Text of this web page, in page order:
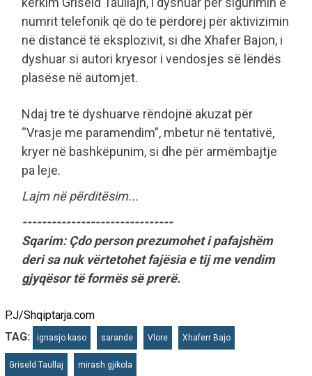
numrit telefonik që do të përdorej për aktivizimin
në distancë të eksplozivit, si dhe Xhafer Bajon, i
dyshuar si autori kryesor i vendosjes së lëndës
plasëse në automjet.
Ndaj tre të dyshuarve rëndojnë akuzat për
“Vrasje me paramendim”, mbetur në tentativë,
kryer në bashkëpunim, si dhe për armëmbajtje
pa leje.
Lajm në përditësim...
-------------------------------
Sqarim: Çdo person prezumohet i pafajshëm
deri sa nuk vërtetohet fajësia e tij me vendim
gjyqësor të formës së prerë.
P.J/Shqiptarja.com
TAG:
ignasjo kaso sarande Vlore Xhaferr Bajo
Griseld Taullaj mirash gjikola